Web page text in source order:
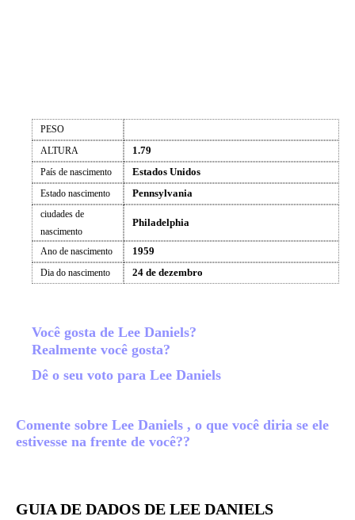
PESO
ALTURA
1.79
País de nascimento Estados Unidos
Estado nascimento Pennsylvania
ciudades de
nascimento
Philadelphia
Ano de nascimento 1959
Dia do nascimento 24 de dezembro
Você gosta de Lee Daniels?
Realmente você gosta?
Dê o seu voto para Lee Daniels
Comente sobre Lee Daniels , o que você diria se ele
estivesse na frente de você??
GUIA DE DADOS DE LEE DANIELS